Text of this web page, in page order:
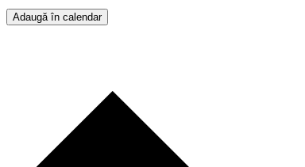
Adaugă în calendar